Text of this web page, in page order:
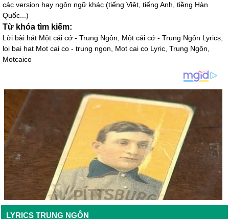
các version hay ngôn ngữ khác (tiếng Việt, tiếng Anh, tiềng Hàn
Quốc...)
Từ khóa tìm kiếm:
Lời bài hát Một cái cớ - Trung Ngôn, Một cái cớ - Trung Ngôn Lyrics,
loi bai hat Mot cai co - trung ngon, Mot cai co Lyric, Trung Ngôn,
Motcaico
LYRICS TRUNG NGÔN